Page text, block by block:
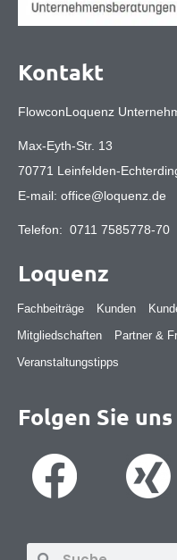
Kontakt
FlowconLoquenz
Max-Eyth-Str. 13
70771 Leinfelden-
E-mail: office@loquenz.de
Telefon: 0711 7585778-70
Loquenz
Fachbeiträge Kunden
Mitgliedschaften
Partner &
Veranstaltungstipps
Folgen Sie uns